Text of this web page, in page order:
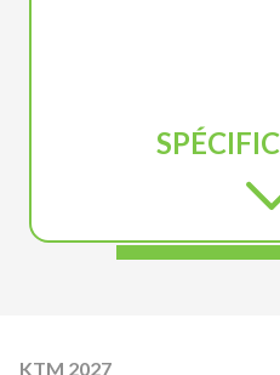
KTM 2027